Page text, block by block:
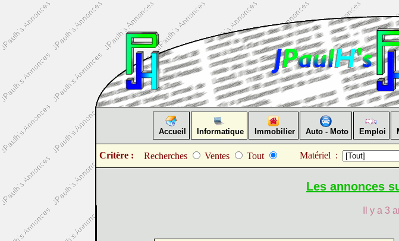
Accueil Informatique Immobilier Auto - Moto Emploi
Critère : Recherches Ventes Tout Matériel :
Les annonces
Il y a 3